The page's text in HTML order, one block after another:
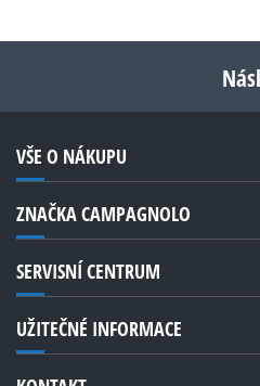
VŠE O NÁKUPU
ZNAČKA CAMPAGNOLO
SERVISNÍ CENTRUM
UŽITEČNÉ INFORMACE